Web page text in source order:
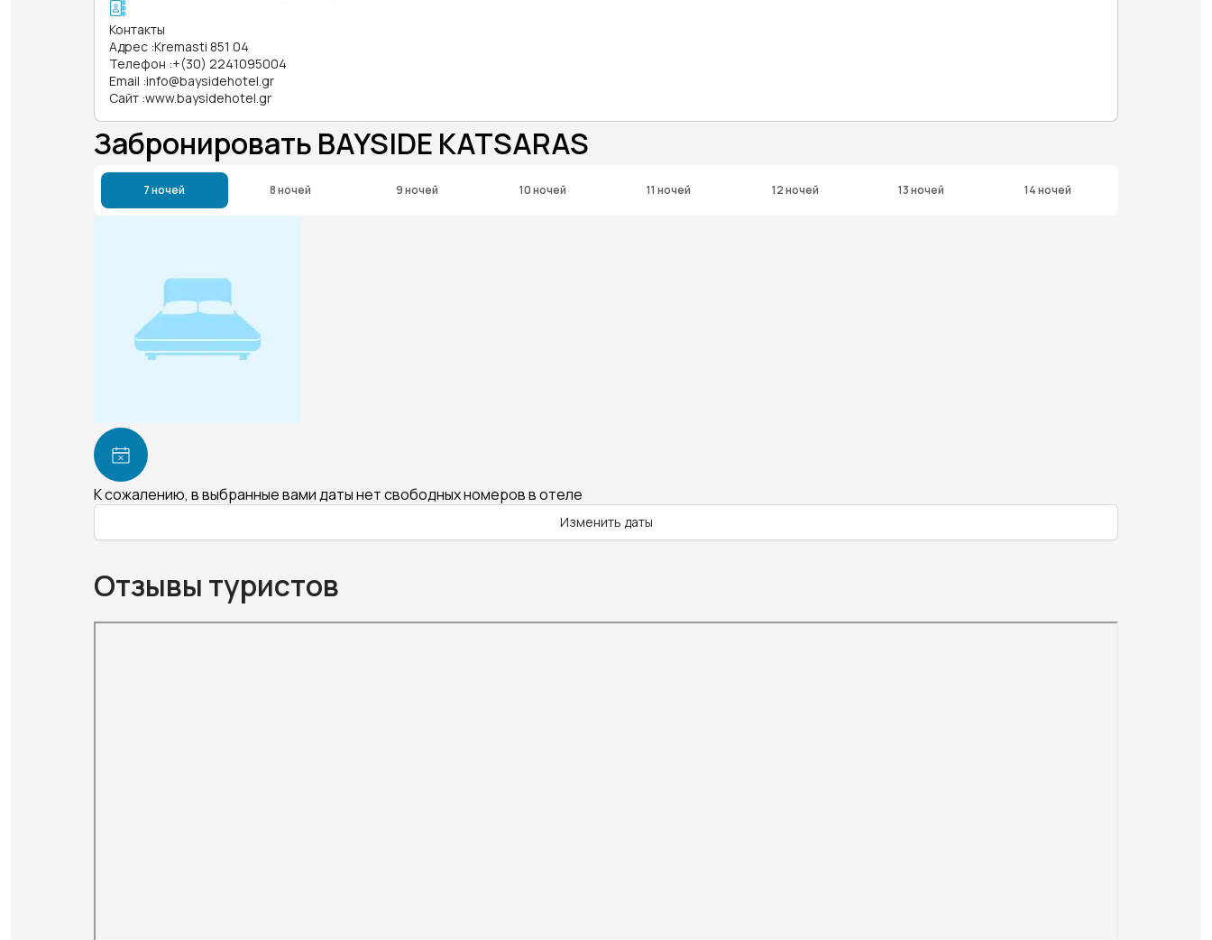
Контакты
Адрес :Kremasti 851 04
Телефон :+(30) 2241095004
Email :info@baysidehotel.gr
Сайт :www.baysidehotel.gr
Забронировать BAYSIDE KATSARAS
7 ночей 8 ночей 9 ночей 10 ночей 11 ночей 12 ночей 13 ночей 14 ночей
К сожалению, в выбранные вами даты нет свободных номеров в отеле
Изменить даты
Отзывы туристов